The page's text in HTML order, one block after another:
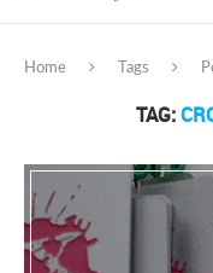
Home Tags
TAG: